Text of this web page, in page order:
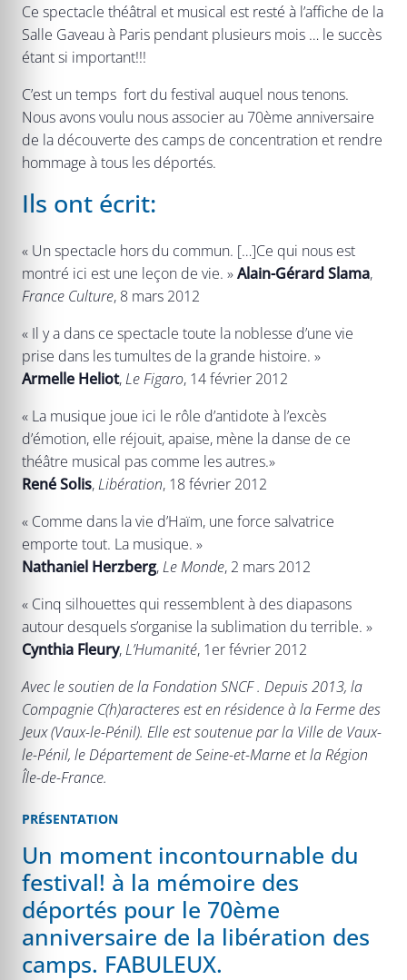
Ce spectacle théâtral et musical est resté à l’affiche de la
Salle Gaveau à Paris pendant plusieurs mois … le succès
étant si important!!!
C’est un temps fort du festival auquel nous tenons.
Nous avons voulu nous associer au 70ème anniversaire
de la découverte des camps de concentration et rendre
hommage à tous les déportés.
Ils ont écrit:
« Un spectacle hors du commun. […]Ce qui nous est
montré ici est une leçon de vie. »Alain-Gérard Slama,
France Culture, 8 mars 2012
« Il y a dans ce spectacle toute la noblesse d’une vie
prise dans les tumultes de la grande histoire. »
Armelle Heliot,Le Figaro, 14 février 2012
« La musique joue ici le rôle d’antidote à l’excès
d’émotion, elle réjouit, apaise, mène la danse de ce
théâtre musical pas comme les autres.»
René Solis,Libération, 18 février 2012
« Comme dans la vie d’Haïm, une force salvatrice
emporte tout. La musique. »
Nathaniel Herzberg,Le Monde, 2 mars 2012
« Cinq silhouettes qui ressemblent à des diapasons
autour desquels s’organise la sublimation du terrible. »
Cynthia Fleury,L’Humanité, 1er février 2012
Avec le soutien de la Fondation SNCF . Depuis 2013, la
Compagnie C(h)aracteres est en résidence à la Ferme des
Jeux (Vaux-le-Pénil). Elle est soutenue par la Ville de Vaux-
le-Pénil, le Département de Seine-et-Marne et la Région
Île-de-France.
PRÉSENTATION
Un moment incontournable du
festival! à la mémoire des
déportés pour le 70ème
anniversaire de la libération des
camps. FABULEUX.